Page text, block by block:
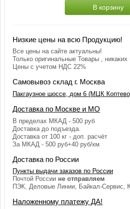
В корзину
Низкие цены на всю Продукцию!
Все цены на сайте актуальны!
Только оригинальные Товары , никаких
Цены с учетом НДС 22%
Самовывоз склад г. Москва
Пакгаузное шоссе, дом 6 (МЦК
Доставка по Москве и МО
В пределах МКАД - 500 руб
Доставка до подъезда.
Доставка от 100 кг - доп. расчёт
За МКАД - 500 руб+40 руб/км
Доставка по России
Пункты выдачи заказов по России
Почтой России не отправляем
ПЭК, Деловые Линии, Байкал-Сервис,
Наложенному платежу ДА!